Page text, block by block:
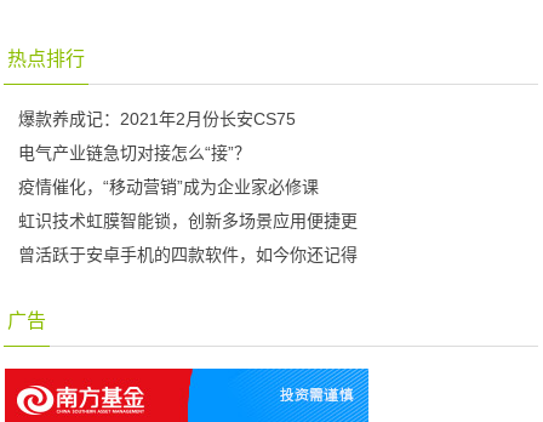
热点排行
爆款养成记：2021年2月份长安CS75
电气产业链急切对接怎么“接”？
疫情催化，“移动营销”成为企业家必修课
虹识技术虹膜智能锁，创新多场景应用便捷更
曾活跃于安卓手机的四款软件，如今你还记得
广告